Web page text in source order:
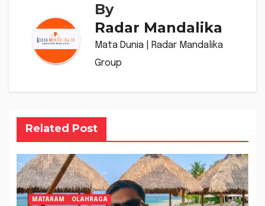
By
Radar Mandalika
Mata Dunia | Radar Mandalika
Group
Related Post
MATARAM OLAHRAGA